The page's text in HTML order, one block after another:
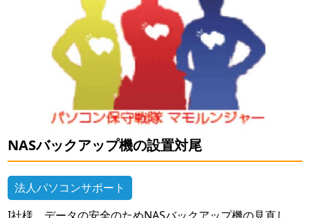
NASバックアップ機の設置対尾
法人パソコンサポート
I社様 データの安全のためNASバックアップ機の見直し